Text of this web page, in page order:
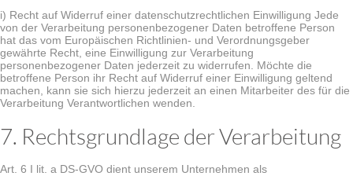
i) Recht auf Widerruf einer datenschutzrechtlichen Einwilligung Jede
von der Verarbeitung personenbezogener Daten betroffene Person
hat das vom Europäischen Richtlinien- und Verordnungsgeber
gewährte Recht, eine Einwilligung zur Verarbeitung
personenbezogener Daten jederzeit zu widerrufen. Möchte die
betroffene Person ihr Recht auf Widerruf einer Einwilligung geltend
machen, kann sie sich hierzu jederzeit an einen Mitarbeiter des für die
Verarbeitung Verantwortlichen wenden.
7. Rechtsgrundlage der Verarbeitung
Art. 6 I lit. a DS-GVO dient unserem Unternehmen als